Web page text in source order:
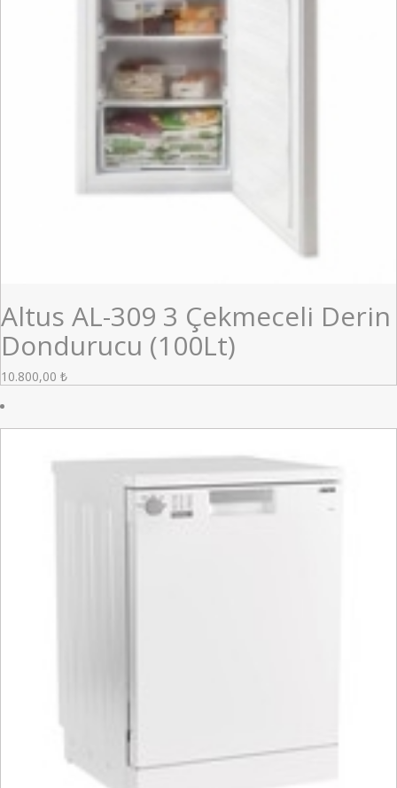
Altus AL-309 3 Çekmeceli Derin
Dondurucu (100Lt)
10.800,00 ₺